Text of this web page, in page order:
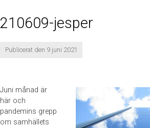
210609-jesper
Publicerat den 9 juni 2021
Juni månad är
här och
pandemins grepp
om samhällets